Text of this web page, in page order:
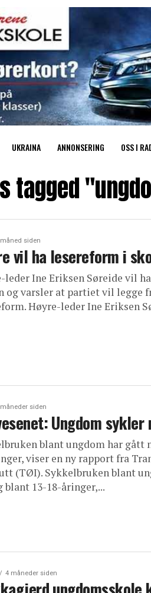
UKRAINA ANNONSERING OSS I
tagged
siden
vil ha lesereform i
leder Ine Eriksen Søreide vil
og varsler at partiet vil legge
Høyre-leder Ine Eriksen
siden
Ungdom
blant ungdom har gått
viser en ny rapport fra
(TØI). Sykkelbruken blant
13-18-åringer,...
4 måneder siden